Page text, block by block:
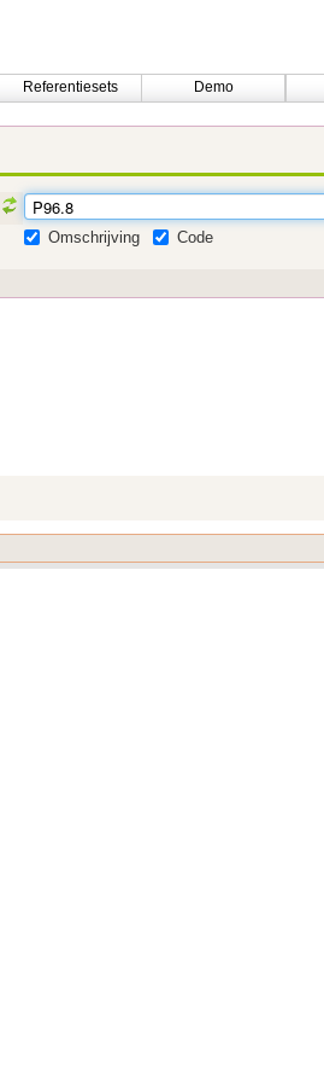
Referentiesets Demo
Omschrijving
Code